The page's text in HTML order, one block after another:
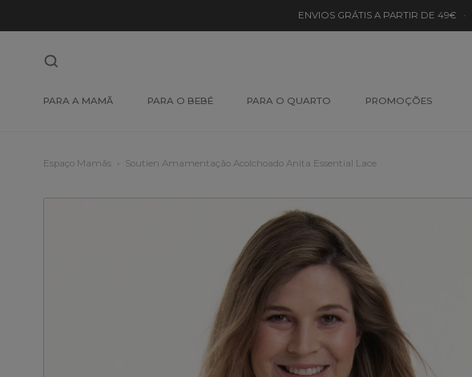
ENVIOS GRÁTIS A PARTIR DE 49€ ·
PARA A MAMÃ PARA O BEBÉ PARA O QUARTO PROMOÇÕES
Espaço Mamãs Soutien Amamentação Acolchoado Anita Essential Lace